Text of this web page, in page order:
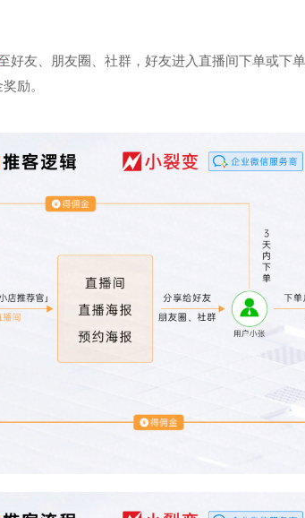
好友、朋友圈、社群，好友进入直播间下单或下
励。
化的玩法设计，实现了客户的快速
70%+
客户池，同时通过视频号直播等